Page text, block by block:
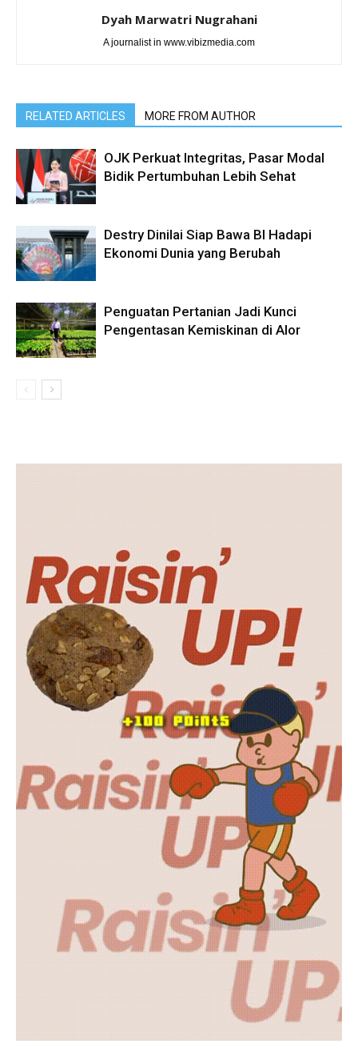
Dyah Marwatri Nugrahani
A journalist in www.vibizmedia.com
RELATED ARTICLES MORE FROM AUTHOR
OJK Perkuat Integritas, Pasar Modal
Bidik Pertumbuhan Lebih Sehat
Destry Dinilai Siap Bawa BI Hadapi
Ekonomi Dunia yang Berubah
Penguatan Pertanian Jadi Kunci
Pengentasan Kemiskinan di Alor